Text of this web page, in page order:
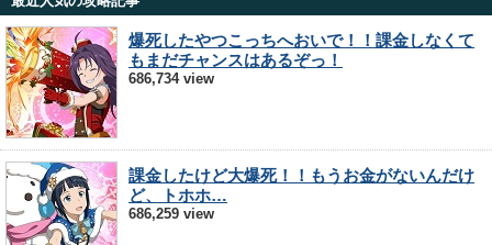
爆死したやつこっちへおいで！！課金しなくて
もまだチャンスはあるぞっ！
686,734 view
課金したけど大爆死！！もうお金がないんだけ
ど、トホホ…
686,259 view